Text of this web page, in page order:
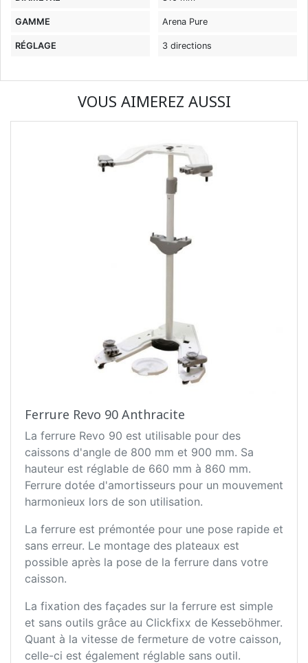
GAMME Arena Pure
RÉGLAGE 3 directions
VOUS AIMEREZ AUSSI
Ferrure Revo 90 Anthracite
La ferrure Revo 90 est utilisable pour des
caissons d'angle de 800 mm et 900 mm. Sa
hauteur est réglable de 660 mm à 860 mm.
Ferrure dotée d'amortisseurs pour un mouvement
harmonieux lors de son utilisation.
La ferrure est prémontée pour une pose rapide et
sans erreur. Le montage des plateaux est
possible après la pose de la ferrure dans votre
caisson.
La fixation des façades sur la ferrure est simple
et sans outils grâce au Clickfixx de Kesseböhmer.
Quant à la vitesse de fermeture de votre caisson,
celle-ci est également réglable sans outil.